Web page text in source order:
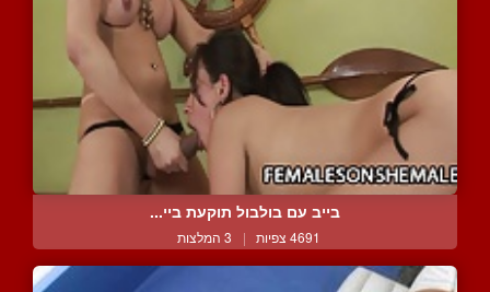
בייב עם בולבול תוקעת ביי...
4691 צפיות | 3 המלצות